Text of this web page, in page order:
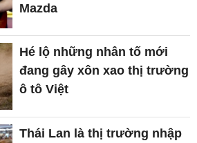
Mazda
Hé lộ những nhân tố mới
đang gây xôn xao thị trường
ô tô Việt
Thái Lan là thị trường nhập